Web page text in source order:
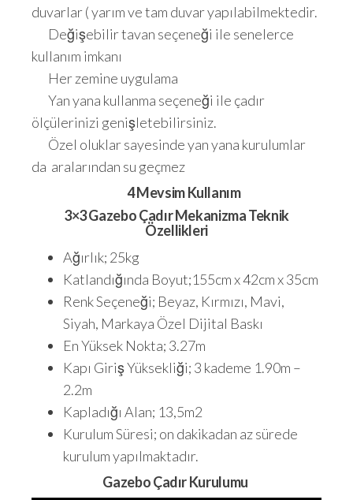
duvarlar ( yarım ve tam duvar yapılabilmektedir.
Değişebilir tavan seçeneği ile senelerce
kullanım imkanı
Her zemine uygulama
Yan yana kullanma seçeneği ile çadır
ölçülerinizi genişletebilirsiniz.
Özel oluklar sayesinde yan yana kurulumlar
da aralarından su geçmez
4 Mevsim Kullanım
3×3 Gazebo Çadır Mekanizma Teknik
Özellikleri
Ağırlık; 25kg
Katlandığında Boyut;155cm x 42cm x 35cm
Renk Seçeneği; Beyaz, Kırmızı, Mavi,
Siyah, Markaya Özel Dijital Baskı
En Yüksek Nokta; 3.27m
Kapı Giriş Yüksekliği; 3 kademe 1.90m –
2.2m
Kapladığı Alan; 13,5m2
Kurulum Süresi; on dakikadan az sürede
kurulum yapılmaktadır.
Gazebo Çadır Kurulumu